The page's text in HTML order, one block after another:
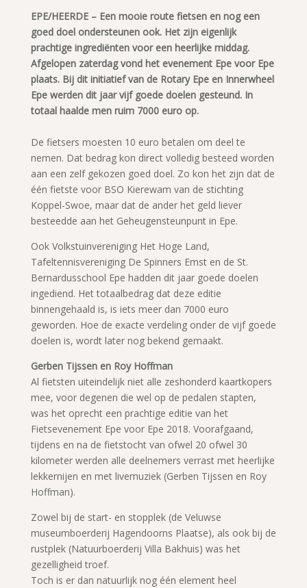
EPE/HEERDE – Een mooie route fietsen en nog een
goed doel ondersteunen ook. Het zijn eigenlijk
prachtige ingrediënten voor een heerlijke middag.
Afgelopen zaterdag vond het evenement Epe voor Epe
plaats. Bij dit initiatief van de Rotary Epe en Innerwheel
Epe werden dit jaar vijf goede doelen gesteund. In
totaal haalde men ruim 7000 euro op.
De fietsers moesten 10 euro betalen om deel te
nemen. Dat bedrag kon direct volledig besteed worden
aan een zelf gekozen goed doel. Zo kon het zijn dat de
één fietste voor BSO Kierewam van de stichting
Koppel-Swoe, maar dat de ander het geld liever
besteedde aan het Geheugensteunpunt in Epe.
Ook Volkstuinvereniging Het Hoge Land,
Tafeltennisvereniging De Spinners Emst en de St.
Bernardusschool Epe hadden dit jaar goede doelen
ingediend. Het totaalbedrag dat deze editie
binnengehaald is, is iets meer dan 7000 euro
geworden. Hoe de exacte verdeling onder de vijf goede
doelen is, wordt later nog bekend gemaakt.
Gerben Tijssen en Roy Hoffman
Al fietsten uiteindelijk niet alle zeshonderd kaartkopers
mee, voor degenen die wel op de pedalen stapten,
was het oprecht een prachtige editie van het
Fietsevenement Epe voor Epe 2018. Voorafgaand,
tijdens en na de fietstocht van ofwel 20 ofwel 30
kilometer werden alle deelnemers verrast met heerlijke
lekkernijen en met livemuziek (Gerben Tijssen en Roy
Hoffman).
Zowel bij de start- en stopplek (de Veluwse
museumboerderij Hagendoorns Plaatse), als ook bij de
rustplek (Natuurboerderij Villa Bakhuis) was het
gezelligheid troef.
Toch is er dan natuurlijk nog één element heel